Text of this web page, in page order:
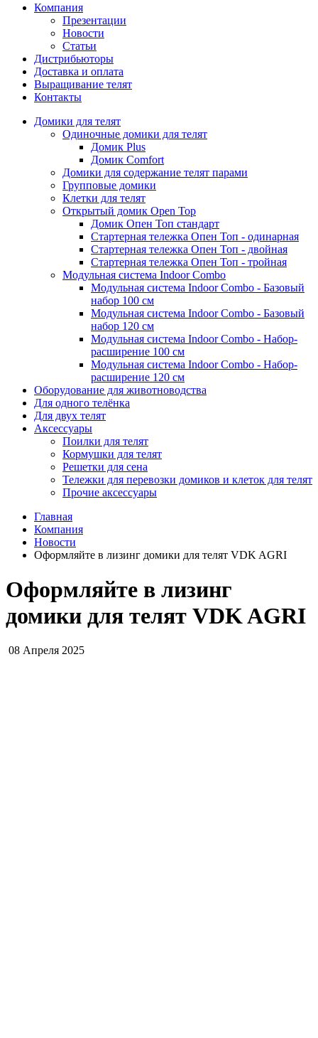
Компания
Презентации
Новости
Статьи
Дистрибьюторы
Доставка и оплата
Выращивание телят
Контакты
Домики для телят
Одиночные домики для телят
Домик Plus
Домик Comfort
Домики для содержание телят парами
Групповые домики
Клетки для телят
Открытый домик Open Top
Домик Опен Топ стандарт
Стартерная тележка Опен Топ - одинарная
Стартерная тележка Опен Топ - двойная
Стартерная тележка Опен Топ - тройная
Модульная система Indoor Combo
Модульная система Indoor Combo - Базовый
набор 100 см
Модульная система Indoor Combo - Базовый
набор 120 см
Модульная система Indoor Combo - Набор-
расширение 100 см
Модульная система Indoor Combo - Набор-
расширение 120 см
Оборудование для животноводства
Для одного телёнка
Для двух телят
Аксессуары
Поилки для телят
Кормушки для телят
Решетки для сена
Тележки для перевозки домиков и клеток для телят
Прочие аксессуары
Главная
Компания
Новости
Оформляйте в лизинг домики для телят VDK AGRI
Оформляйте в лизинг
домики для телят VDK AGRI
08 Апреля 2025